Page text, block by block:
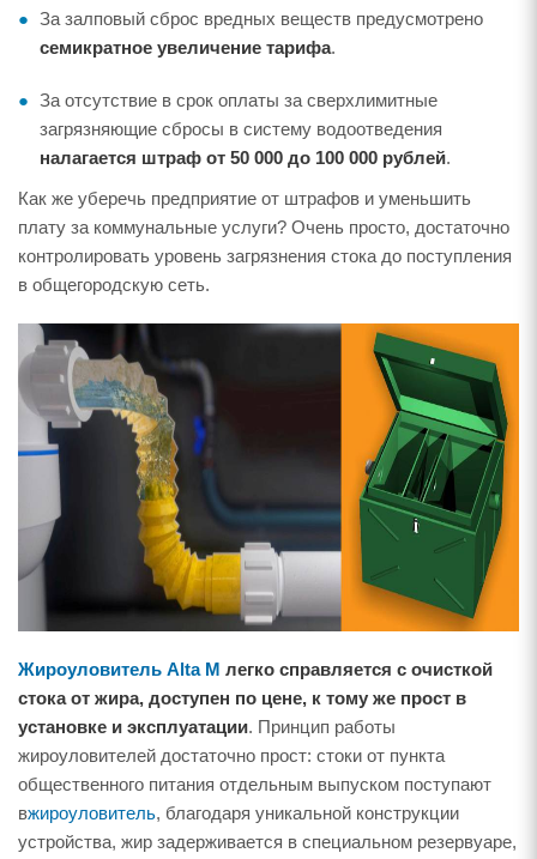
За залповый сброс вредных веществ предусмотрено
семикратное увеличение тарифа.
За отсутствие в срок оплаты за сверхлимитные
загрязняющие сбросы в систему водоотведения
налагается штраф от 50 000 до 100 000 рублей.
Как же уберечь предприятие от штрафов и уменьшить
плату за коммунальные услуги? Очень просто, достаточно
контролировать уровень загрязнения стока до поступления
в общегородскую сеть.
Жироуловитель Alta M легко справляется с очисткой
стока от жира, доступен по цене, к тому же прост в
установке и эксплуатации. Принцип работы
жироуловителей достаточно прост: стоки от пункта
общественного питания отдельным выпуском поступают
вжироуловитель, благодаря уникальной конструкции
устройства, жир задерживается в специальном резервуаре,